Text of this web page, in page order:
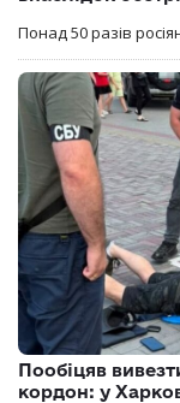
Понад 50 разів
Пообіцяв
кордон: у